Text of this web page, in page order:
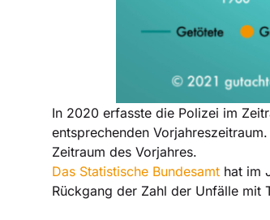
In 2020 erfasste die Polizei im
entsprechenden
Zeitraum des Vorjahres.
Das Statistische Bundesamt hat im
Rückgang der Zahl der Unfälle mit